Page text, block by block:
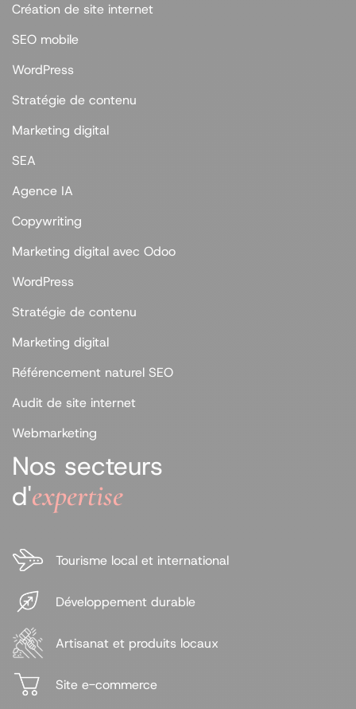
Création de site internet
SEO mobile
WordPress
Stratégie de contenu
Marketing digital
SEA
Agence IA
Copywriting
Marketing digital avec Odoo
WordPress
Stratégie de contenu
Marketing digital
Référencement naturel SEO
Audit de site internet
Webmarketing
Nos secteurs
d'expertise
Tourisme local et international
Développement durable
Artisanat et produits locaux
Site e-commerce